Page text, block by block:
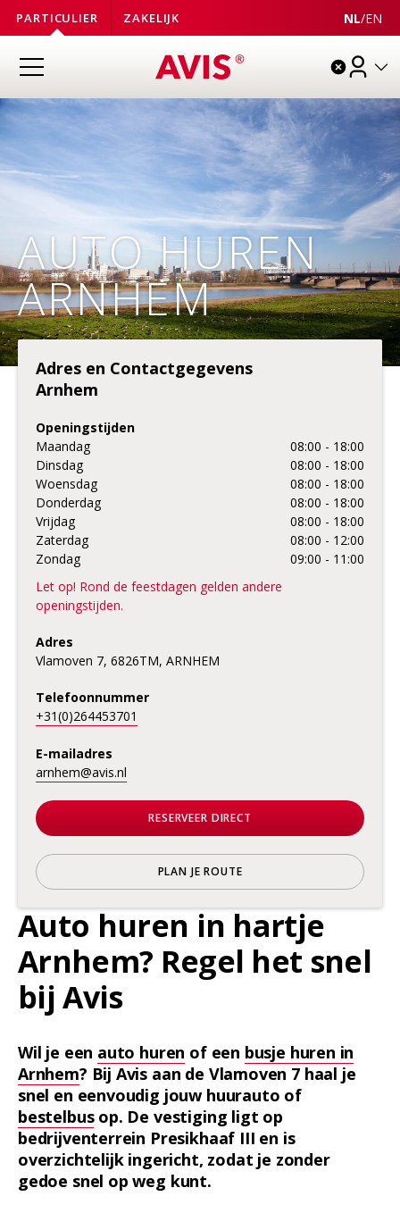
PARTICULIER ZAKELIJK NL/EN
AUTO HUREN
ARNHEM
Auto huren in hartje
Arnhem? Regel het snel
bij Avis
Wil je een auto huren of een busje huren in
Arnhem? Bij Avis aan de Vlamoven 7 haal je
snel en eenvoudig jouw huurauto of
bestelbusop. De vestiging ligt op
bedrijventerrein Presikhaaf III en is
overzichtelijk ingericht, zodat je zonder
gedoe snel op weg kunt.
Adres en Contactgegevens
Arnhem
Openingstijden
Maandag
08:00 - 18:00
Dinsdag
08:00 - 18:00
Woensdag
08:00 - 18:00
Donderdag
08:00 - 18:00
Vrijdag
08:00 - 18:00
Zaterdag
08:00 - 12:00
Zondag
09:00 - 11:00
Let op! Rond de feestdagen gelden andere
openingstijden.
Adres
Vlamoven 7, 6826TM, ARNHEM
Telefoonnummer
+31(0)264453701
E-mailadres
arnhem@avis.nl
RESERVEER DIRECT
PLAN JE ROUTE